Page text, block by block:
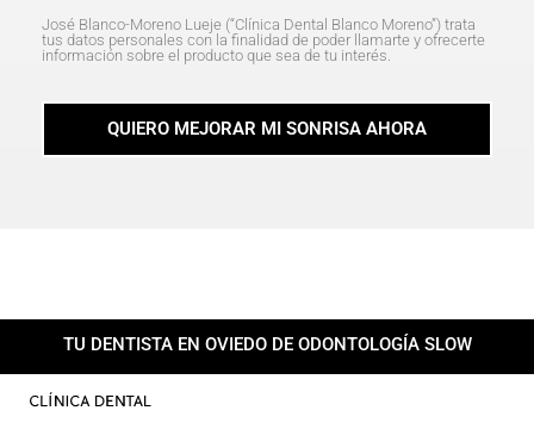
José Blanco-Moreno Lueje (“Clínica Dental Blanco Moreno”) trata
tus datos personales con la finalidad de poder llamarte y ofrecerte
información sobre el producto que sea de tu interés.
QUIERO MEJORAR MI SONRISA AHORA
TU DENTISTA EN OVIEDO DE ODONTOLOGÍA SLOW